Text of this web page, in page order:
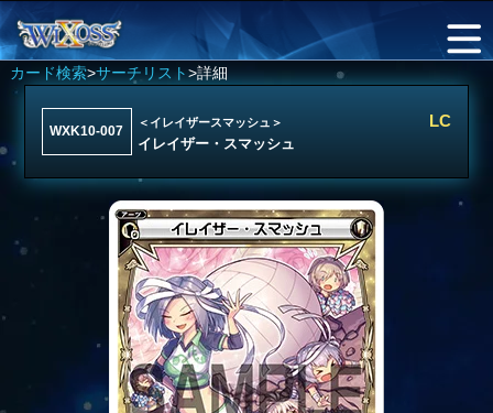
カード検索>サーチリスト>詳細
WXK10-007
＜イレイザースマッシュ＞
イレイザー・スマッシュ
LC